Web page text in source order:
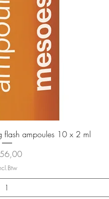
flash ampoules 10 x 2 ml